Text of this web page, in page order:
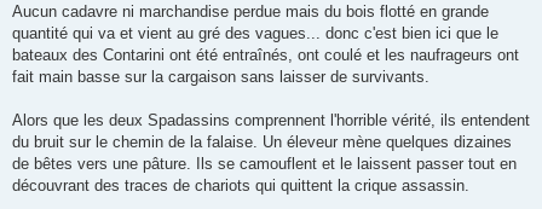
Aucun cadavre ni marchandise perdue mais du bois flotté en grande
quantité qui va et vient au gré des vagues... donc c'est bien ici que le
bateaux des Contarini ont été entraînés, ont coulé et les naufrageurs ont
fait main basse sur la cargaison sans laisser de survivants.
Alors que les deux Spadassins comprennent l'horrible vérité, ils entendent
du bruit sur le chemin de la falaise. Un éleveur mène quelques dizaines
de bêtes vers une pâture. Ils se camouflent et le laissent passer tout en
découvrant des traces de chariots qui quittent la crique assassin.